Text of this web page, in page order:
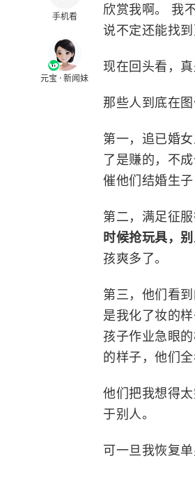
手机看
元宝 · 新闻妹
欣赏我啊。 我
说不定还能找到
现在回头看，真
那些人到底在
第一，追已婚
了是赚的，不
催他们结婚生
第二，满足征
时候抢玩具，
孩爽多了。
第三，他们看
是我化了妆的
孩子作业急眼
的样子，他们全
他们把我想得
于别人。
可一旦我恢复